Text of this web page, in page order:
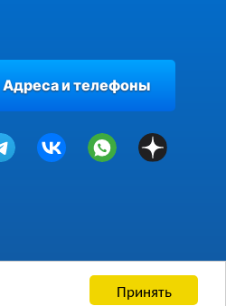
Принять
Адреса и телефоны